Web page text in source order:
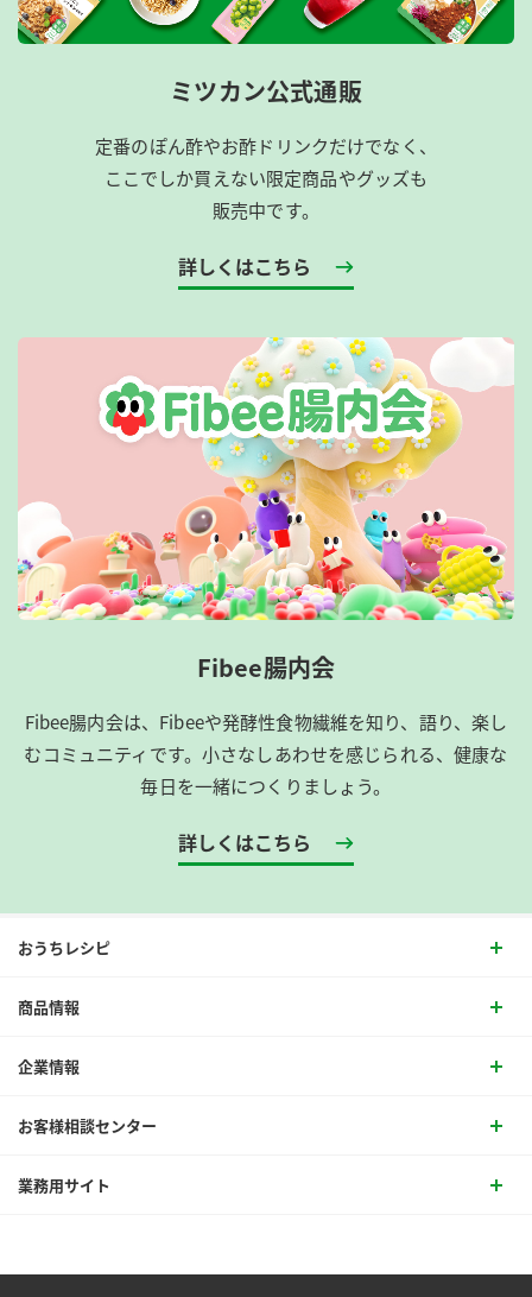
ミツカン公式通販
定番のぽん酢やお酢ドリンクだけでなく、
ここでしか買えない限定商品やグッズも
販売中です。
詳しくはこちら
Fibee腸内会
Fibee腸内会は、​Fibeeや発酵性食物繊維を知り、語り、楽し
むコミュニティです。​小さなしあわせを感じられる、健康な
毎日を一緒につくりましょう。
詳しくはこちら
おうちレシピ
商品情報
企業情報
お客様相談センター
業務用サイト